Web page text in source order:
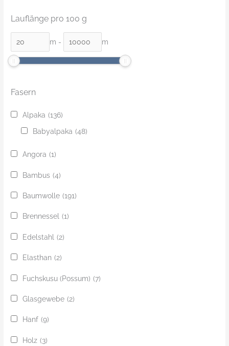
Lauflänge pro 100 g
m - m
Fasern
Alpaka (136)
Babyalpaka (48)
Angora (1)
Bambus (4)
Baumwolle (191)
Brennessel (1)
Edelstahl (2)
Elasthan (2)
Fuchskusu (Possum) (7)
Glasgewebe (2)
Hanf (9)
Holz (3)